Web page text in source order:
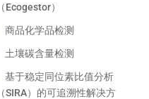
（Ecogestor）
商品化学品检测
土壤碳含量检测
基于稳定同位素比值分析
（SIRA）的可追溯性解决方